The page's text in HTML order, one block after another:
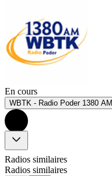
En cours
WBTK - Radio Poder 1380 AM
Radios similaires
Radios similaires